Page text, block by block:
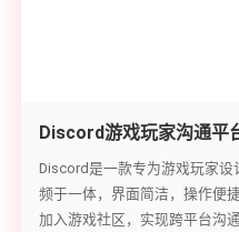
Discord游戏玩家沟通平
私安全指南
Discord是一款专为游戏玩家
频于一体，界面简洁，操作便
加入游戏社区，实现跨平台沟